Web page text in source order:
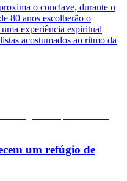
o conclave, durante o
80 anos escolherão o
experiência espiritual
acostumados ao ritmo da
um refúgio de